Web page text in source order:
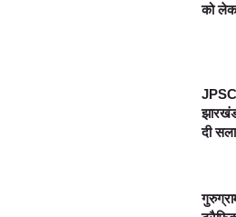
को
JPSC
दी